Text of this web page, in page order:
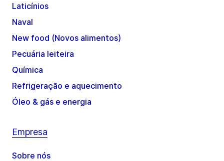
Laticínios
Naval
New food (Novos alimentos)
Pecuária leiteira
Química
Refrigeração e aquecimento
Óleo & gás e energia
Empresa
Sobre nós